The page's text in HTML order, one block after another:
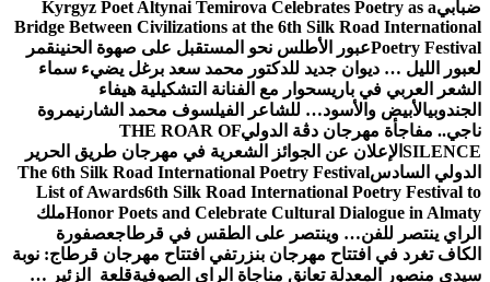
ضبابيKyrgyz Poet Altynai Temirova Celebrates Poetry as a
Bridge Between Civilizations at the 6th Silk Road International
Poetry Festivalعبور الأطلس نحو المستقبل على صهوة الحنينقمر
لعبور الليل … ديوان جديد للدكتور محمد سعد برغل يضيء سماء
الشعر العربي في باريسحوار مع الفنانة التشكيلية هيفاء
الجندوبيالأبيض والأسود… للشاعر الفيلسوف محمد الشارنيمروة
ناجي.. مفاجأة مهرجان دڨة الدوليTHE ROAR OF
SILENCE الإعلان عن الجوائز الشعرية في مهرجان طريق الحرير
الدولي السادسThe 6th Silk Road International Poetry Festival
List of Awards6th Silk Road International Poetry Festival to
Honor Poets and Celebrate Cultural Dialogue in Almatyملك
الراي ينتصر للفن… وينتصر على الطقس في قرطاجعصفورة
الكاف تغرد في افتتاح مهرجان بنزرتفي افتتاح مهرجان قرطاج: نوبة
سيدي منصور المعدلة تعانق مناجاة الراي الصوفيةقلعة الزئير …